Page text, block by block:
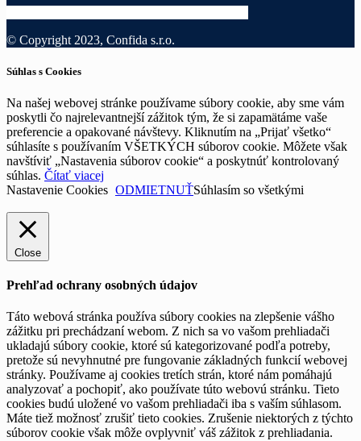
© Copyright 2023, Confida s.r.o.
Súhlas s Cookies
Na našej webovej stránke používame súbory cookie, aby sme vám
poskytli čo najrelevantnejší zážitok tým, že si zapamätáme vaše
preferencie a opakované návštevy. Kliknutím na „Prijať všetko“
súhlasíte s používaním VŠETKÝCH súborov cookie. Môžete však
navštíviť „Nastavenia súborov cookie“ a poskytnúť kontrolovaný
súhlas. Čítať viacej
Nastavenie Cookies ODMIETNUŤSúhlasím so všetkými
Close
Prehľad ochrany osobných údajov
Táto webová stránka používa súbory cookies na zlepšenie vášho
zážitku pri prechádzaní webom. Z nich sa vo vašom prehliadači
ukladajú súbory cookie, ktoré sú kategorizované podľa potreby,
pretože sú nevyhnutné pre fungovanie základných funkcií webovej
stránky. Používame aj cookies tretích strán, ktoré nám pomáhajú
analyzovať a pochopiť, ako používate túto webovú stránku. Tieto
cookies budú uložené vo vašom prehliadači iba s vaším súhlasom.
Máte tiež možnosť zrušiť tieto cookies. Zrušenie niektorých z týchto
súborov cookie však môže ovplyvniť váš zážitok z prehliadania.